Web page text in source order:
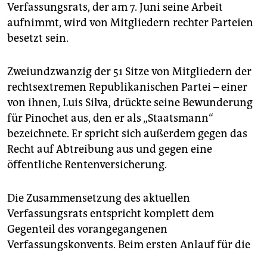
Verfassungsrats, der am 7. Juni seine Arbeit
aufnimmt, wird von Mitgliedern rechter Parteien
besetzt sein.
Zweiundzwanzig der 51 Sitze von Mitgliedern der
rechtsextremen Republikanischen Partei – einer
von ihnen, Luis Silva, drückte seine Bewunderung
für Pinochet aus, den er als „Staatsmann“
bezeichnete. Er spricht sich außerdem gegen das
Recht auf Abtreibung aus und gegen eine
öffentliche Rentenversicherung.
Die Zusammensetzung des aktuellen
Verfassungsrats entspricht komplett dem
Gegenteil des vorangegangenen
Verfassungskonvents. Beim ersten Anlauf für die